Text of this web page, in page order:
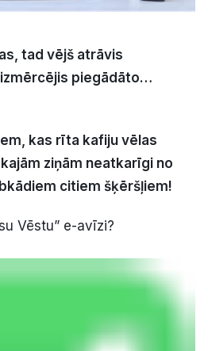
mums
tad vējš atrāvis
piegādāto…
kas rīta kafiju vēlas
ziņām neatkarīgi no
citiem šķēršļiem!
Vēstu” e-avīzi?